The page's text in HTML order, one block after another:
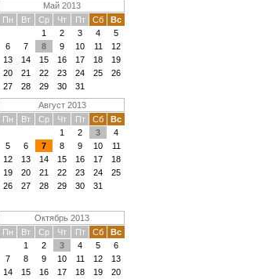
Май 2013
Пн
Вт Ср Чт Пт Сб
Вс
1
2 3 4
5
6
7 8 9 10 11
12
13
14 15 16 17 18
19
20
21 22 23 24 25
26
27
28 29 30 31
Август 2013
Пн
Вт Ср Чт Пт Сб
Вс
1
2 3
4
5
6 7 8 9 10
11
12
13 14 15 16 17
18
19
20 21 22 23 24
25
26
27 28 29 30 31
Октябрь 2013
Пн
Вт Ср Чт Пт Сб
Вс
1
2 3 4 5
6
7
8 9 10 11 12
13
14
15 16 17 18 19
20